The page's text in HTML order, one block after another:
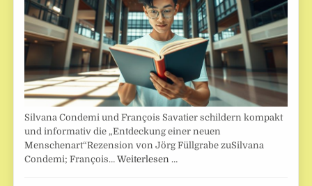
Silvana Condemi und François Savatier schildern kompakt
und informativ die „Entdeckung einer neuen
Menschenart“Rezension von Jörg Füllgrabe zuSilvana
Condemi; François…Weiterlesen …